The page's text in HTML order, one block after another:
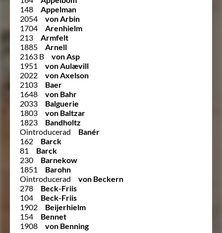
148
Appelman
2054
von Arbin
1704
Arenhielm
213
Armfelt
1885
Arnell
2163 B
von Asp
1951
von Aulævill
2022
von Axelson
2103
Baer
1648
von Bahr
2033
Balguerie
1803
von Baltzar
1823
Bandholtz
Ointroducerad
Banér
162
Barck
81
Barck
230
Barnekow
1851
Barohn
Ointroducerad
von Beckern
278
Beck-Friis
104
Beck-Friis
1902
Beijerhielm
154
Bennet
1908
von Benning